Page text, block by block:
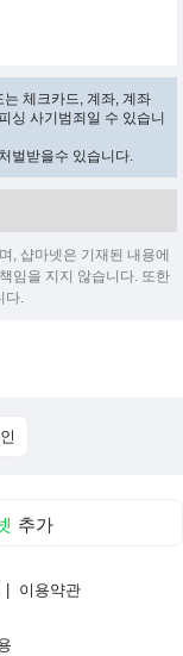
체크카드, 계좌, 계좌
싱 사기범죄일 수 있습니
벌받을수 있습니다.
, 샵마넷은 기재된 내용에
임을 지지 않습니다. 또한
다.
추가
이용약관